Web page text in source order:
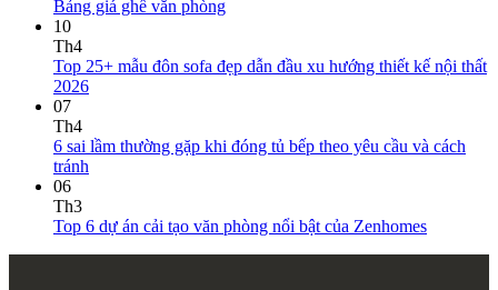
Bảng giá ghế văn phòng
10
Th4
Top 25+ mẫu đôn sofa đẹp dẫn đầu xu hướng thiết kế nội thất
2026
07
Th4
6 sai lầm thường gặp khi đóng tủ bếp theo yêu cầu và cách
tránh
06
Th3
Top 6 dự án cải tạo văn phòng nổi bật của Zenhomes